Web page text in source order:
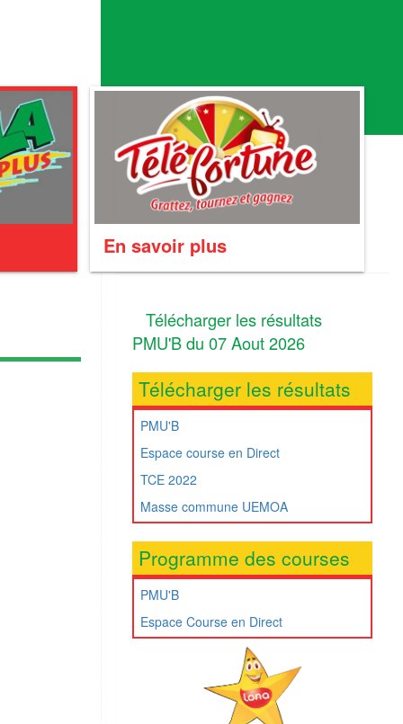
En savoir plus
Télécharger les résultats
PMU'B du 07 Aout 2026
Télécharger les résultats
PMU'B
Espace course en Direct
TCE 2022
Masse commune UEMOA
Programme des courses
PMU'B
Espace Course en Direct